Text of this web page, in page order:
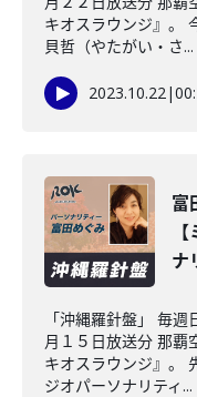
キオスラウンジ』。
貝哲（やたがい・さ...
2023.10.22|
富
ナ
「沖縄羅針盤」 毎
月１５日放送分 那覇
キオスラウンジ』。
ジオパーソナリティ...